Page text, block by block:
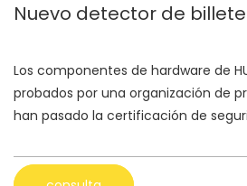
Nuevo detector de
Los componentes de hardware de
probados por una organización de
han pasado la certificación de